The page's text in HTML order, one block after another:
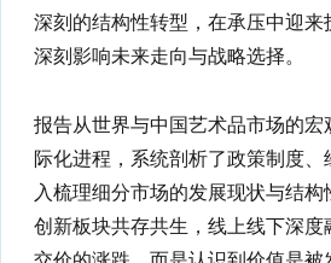
深刻的结构性转型，在承压中迎
深刻影响未来走向与战略选择。
报告从世界与中国艺术品市场的宏
际化进程，系统剖析了政策制度
入梳理细分市场的发展现状与结
创新板块共存共生，线上线下深